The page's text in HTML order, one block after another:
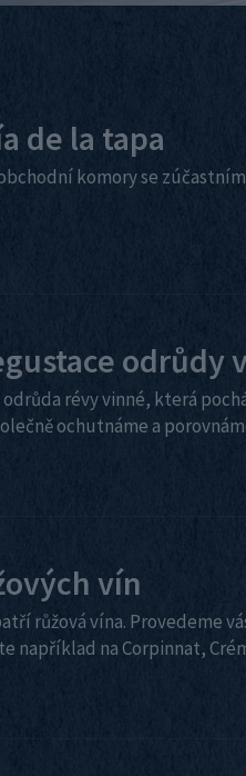
de la tapa
komory se
odrůdy
révy vinné, která
ochutnáme a
vín
růžová vína. Provedeme
například na Corpinnat,